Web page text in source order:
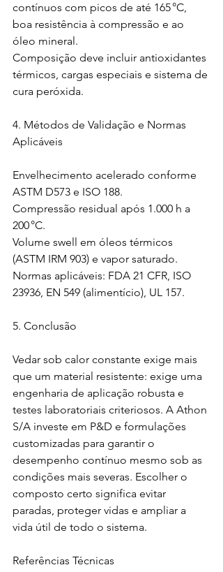
contínuos com picos de até 165 °C,
boa resistência à compressão e ao
óleo mineral.
Composição deve incluir antioxidantes
térmicos, cargas especiais e sistema de
cura peróxida.
4. Métodos de Validação e Normas
Aplicáveis
Envelhecimento acelerado conforme
ASTM D573 e ISO 188.
Compressão residual após 1.000 h a
200 °C.
Volume swell em óleos térmicos
(ASTM IRM 903) e vapor saturado.
Normas aplicáveis: FDA 21 CFR, ISO
23936, EN 549 (alimentício), UL 157.
5. Conclusão
Vedar sob calor constante exige mais
que um material resistente: exige uma
engenharia de aplicação robusta e
testes laboratoriais criteriosos. A Athon
S/A investe em P&D e formulações
customizadas para garantir o
desempenho contínuo mesmo sob as
condições mais severas. Escolher o
composto certo significa evitar
paradas, proteger vidas e ampliar a
vida útil de todo o sistema.
Referências Técnicas